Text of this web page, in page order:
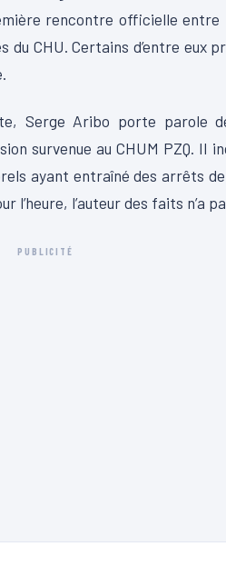
rencontre officielle
CHU. Certains d’entre eux
Serge Aribo porte parole
survenue au CHUM PZQ. Il
ayant entraîné des arrêts
l’heure, l’auteur des faits n’a
PUBLICITÉ